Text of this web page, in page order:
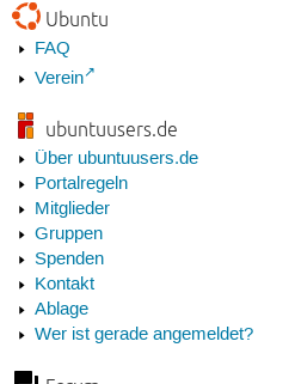
Ubuntu
FAQ
Verein
ubuntuusers.de
Über ubuntuusers.de
Portalregeln
Mitglieder
Gruppen
Spenden
Kontakt
Ablage
Wer ist gerade angemeldet?